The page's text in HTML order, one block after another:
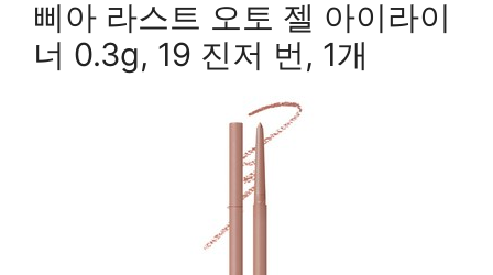
삐아 라스트 오토 젤 아이라이
너 0.3g, 19 진저 번, 1개